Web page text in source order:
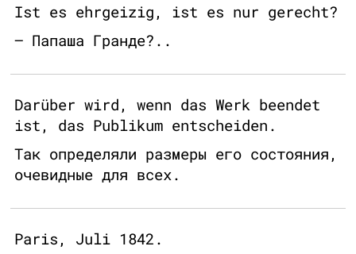
Ist es ehrgeizig, ist es nur gerecht?
— Папаша Гранде?..
Darüber wird, wenn das Werk beendet
ist, das Publikum entscheiden.
Так определяли размеры его состояния,
очевидные для всех.
Paris, Juli 1842.